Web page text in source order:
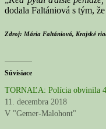
dodala Faltániová s tým,
Zdroj: Mária Faltániová, Krajské
Súvisiace
TORNAĽA: Polícia obvinila
11. decembra 2018
V "Gemer-Malohont"